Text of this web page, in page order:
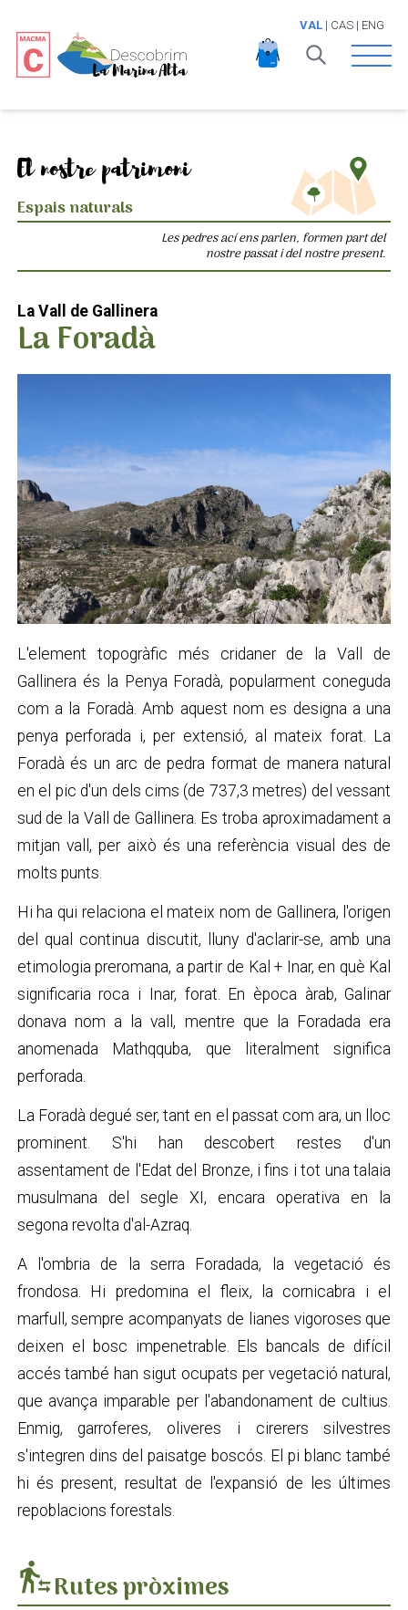
VAL| CAS| ENG
Open
El nostre patrimoni
Espais naturals
Les pedres ací ens parlen, formen part del
nostre passat i del nostre present.
La Vall de Gallinera
La Foradà
L'element topogràfic més cridaner de la Vall de
Gallinera és la Penya Foradà, popularment coneguda
com a la Foradà. Amb aquest nom es designa a una
penya perforada i, per extensió, al mateix forat. La
Foradà és un arc de pedra format de manera natural
en el pic d'un dels cims (de 737,3 metres) del vessant
sud de la Vall de Gallinera. Es troba aproximadament a
mitjan vall, per això és una referència visual des de
molts punts.
Hi ha qui relaciona el mateix nom de Gallinera, l'origen
del qual continua discutit, lluny d'aclarir-se, amb una
etimologia preromana, a partir de Kal + Inar, en què Kal
significaria roca i Inar, forat. En època àrab, Galinar
donava nom a la vall, mentre que la Foradada era
anomenada Mathqquba, que literalment significa
perforada.
La Foradà degué ser, tant en el passat com ara, un lloc
prominent. S'hi han descobert restes d'un
assentament de l'Edat del Bronze, i fins i tot una talaia
musulmana del segle XI, encara operativa en la
segona revolta d'al-Azraq.
A l'ombria de la serra Foradada, la vegetació és
frondosa. Hi predomina el fleix, la cornicabra i el
marfull, sempre acompanyats de lianes vigoroses que
deixen el bosc impenetrable. Els bancals de difícil
accés també han sigut ocupats per vegetació natural,
que avança imparable per l'abandonament de cultius.
Enmig, garroferes, oliveres i cirerers silvestres
s'integren dins del paisatge boscós. El pi blanc també
hi és present, resultat de l'expansió de les últimes
repoblacions forestals.
transfer_within_a_stationRutes pròximes